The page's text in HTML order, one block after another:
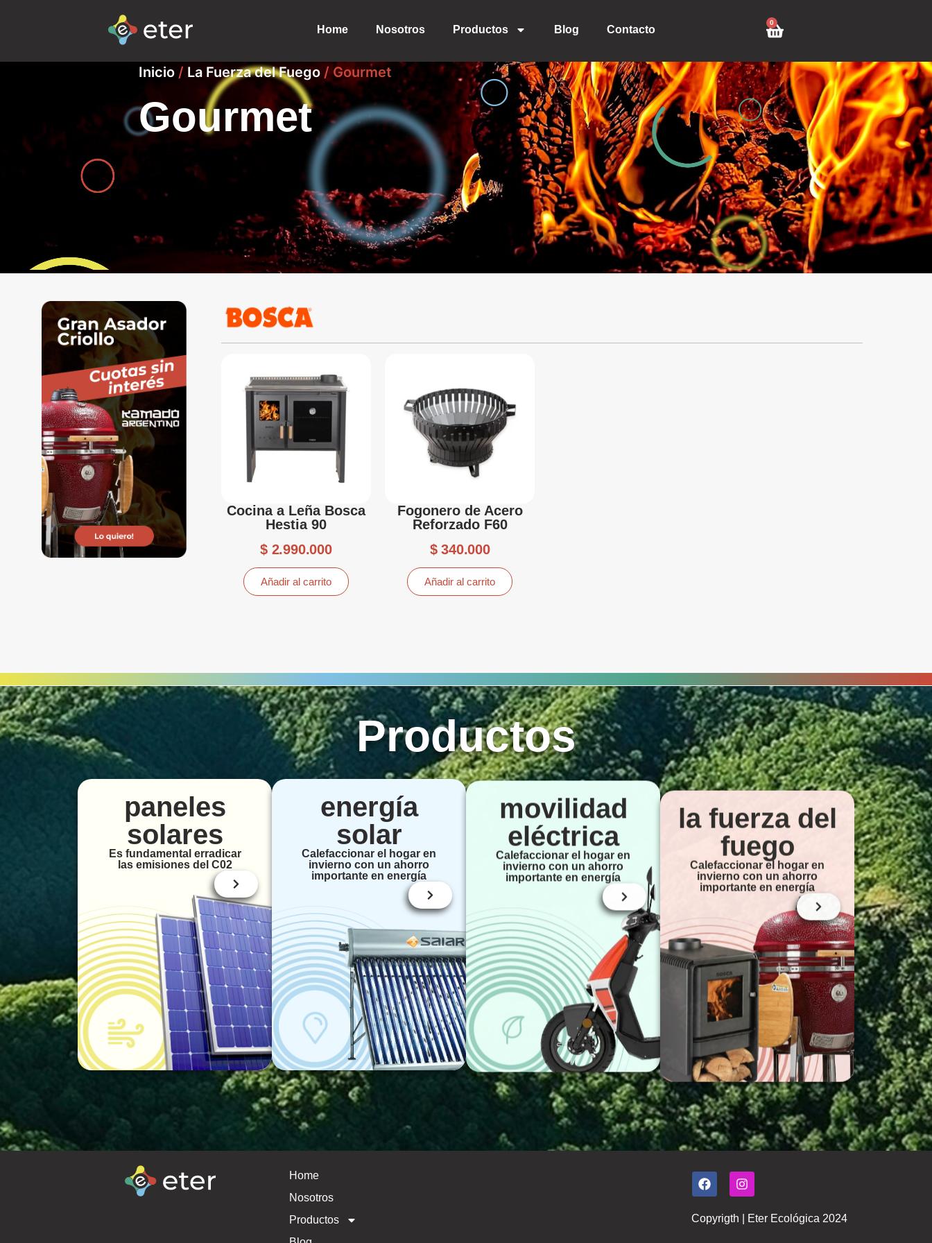
Home Nosotros Productos Blog Contacto
0
Inicio / La Fuerza del Fuego / Gourmet
Gourmet
Cocina a Leña Bosca
Hestia 90
$2.990.000
Añadir al carrito
Fogonero de Acero
Reforzado F60
$340.000
Añadir al carrito
Productos
paneles
solares
Es fundamental erradicar
las emisiones del C02
energía
solar
Calefaccionar el hogar en
invierno con un ahorro
importante en energía
movilidad
eléctrica
Calefaccionar el hogar en
invierno con un ahorro
importante en energía
la fuerza del
fuego
Calefaccionar el hogar en
invierno con un ahorro
importante en energía
Home
Nosotros
Productos
Copyrigth | Eter Ecológica 2024